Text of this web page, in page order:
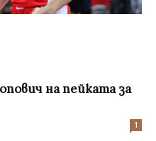
на пейката за
1